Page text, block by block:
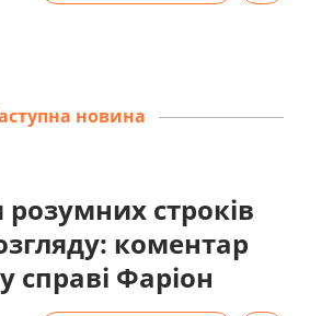
новина
строків
коментар
справі Фаріон